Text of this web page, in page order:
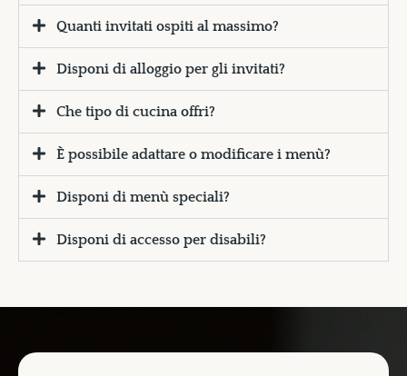
Quanti invitati ospiti al massimo?
Disponi di alloggio per gli invitati?
Che tipo di cucina offri?
È possibile adattare o modificare i menù?
Disponi di menù speciali?
Disponi di accesso per disabili?